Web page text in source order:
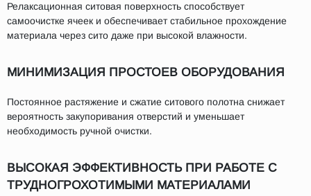
Релаксационная ситовая поверхность способствует
самоочистке ячеек и обеспечивает стабильное прохождение
материала через сито даже при высокой влажности.
МИНИМИЗАЦИЯ ПРОСТОЕВ ОБОРУДОВАНИЯ
Постоянное растяжение и сжатие ситового полотна снижает
вероятность закупоривания отверстий и уменьшает
необходимость ручной очистки.
ВЫСОКАЯ ЭФФЕКТИВНОСТЬ ПРИ РАБОТЕ С
ТРУДНОГРОХОТИМЫМИ МАТЕРИАЛАМИ